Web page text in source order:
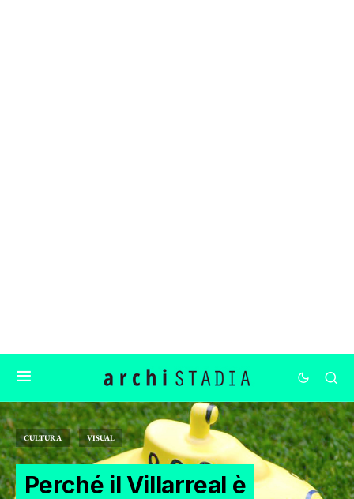
CULTURA VISUAL
Perché il Villarreal è